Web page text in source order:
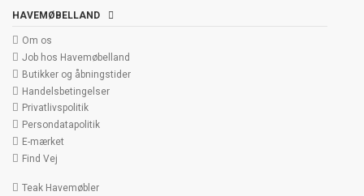
HAVEMØBELLAND
Om os
Job hos Havemøbelland
Butikker og åbningstider
Handelsbetingelser
Privatlivspolitik
Persondatapolitik
E-mærket
Find Vej
Teak Havemøbler